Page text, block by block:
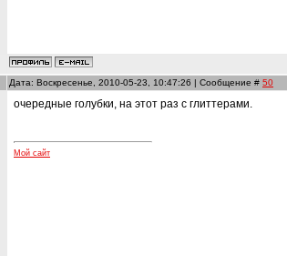
Дата: Воскресенье, 2010-05-23, 10:47:26 | Сообщение # 50
очередные голубки, на этот раз с глиттерами.
Мой сайт